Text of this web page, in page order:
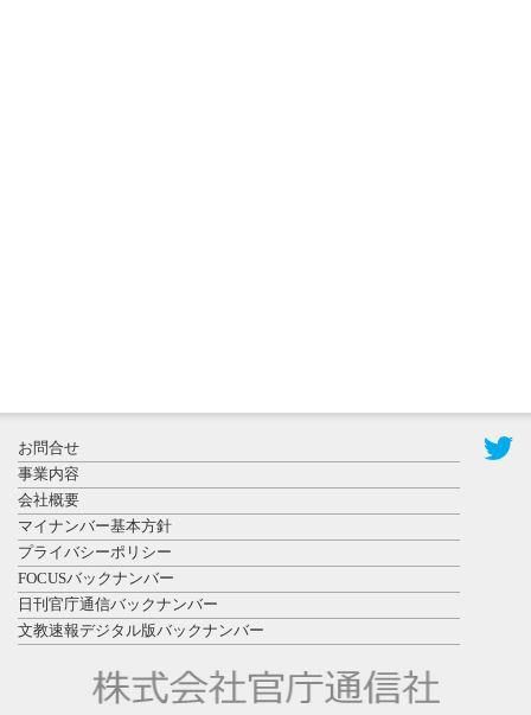
県警等と大
規模災害時
連携協定を
締結し...
2026年7月27
日更新
お問合せ
事業内容
会社概要
マイナンバー基本方針
プライバシーポリシー
FOCUSバックナンバー
日刊官庁通信バックナンバー
文教速報デジタル版バックナンバー